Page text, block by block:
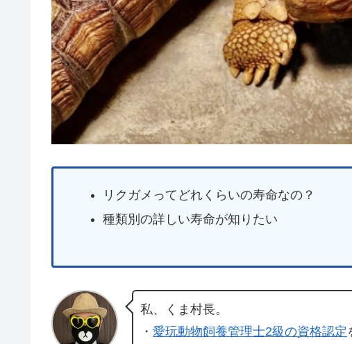
リクガメってどれくらいの寿命なの？
種類別の詳しい寿命が知りたい
私、くま村長。
・ 愛玩動物飼養管理士2級の資格認定